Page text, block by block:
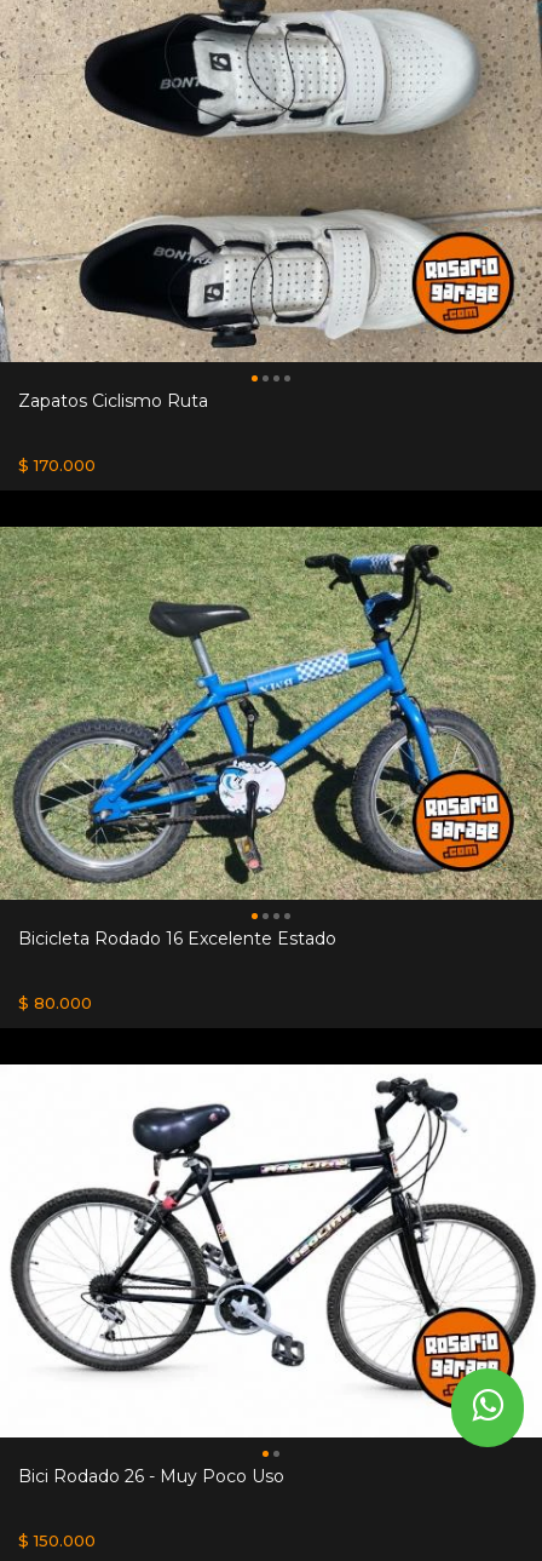
Zapatos Ciclismo Ruta
$ 170.000
Bicicleta Rodado 16 Excelente Estado
$ 80.000
Bici Rodado 26 - Muy Poco Uso
$ 150.000